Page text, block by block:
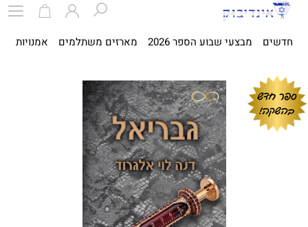
חדשים מבצעי שבוע הספר 2026 מארזים משתלמים אמנויות